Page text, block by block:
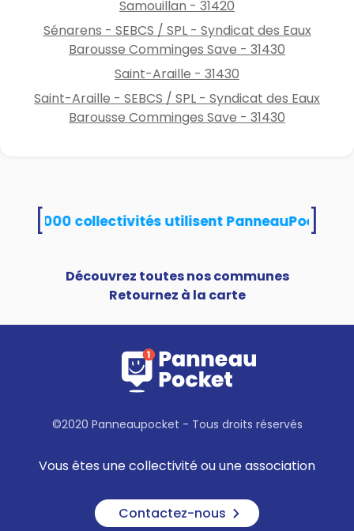
Samouillan - 31420
Sénarens - SEBCS / SPL - Syndicat des Eaux
Barousse Comminges Save - 31430
Saint-Araille - 31430
Saint-Araille - SEBCS / SPL - Syndicat des Eaux
Barousse Comminges Save - 31430
15 000 collectivités utilisent PanneauPocket
Découvrez toutes nos communes
Retournez à la carte
©2020 Panneaupocket - Tous droits réservés
Vous êtes une collectivité ou une association
Contactez-nous